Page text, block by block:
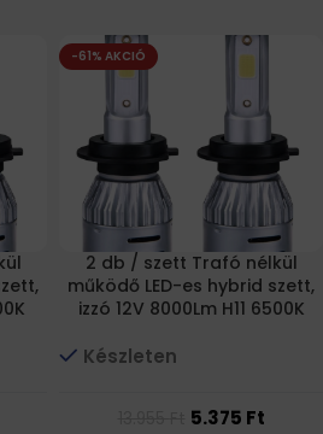
-61% AKCIÓ
2 db / szett Trafó nélkül
működő LED-es hybrid szett,
izzó 12V 8000Lm H11 6500K
Készleten
5.375 Ft